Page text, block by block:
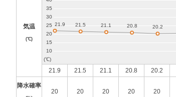
気温
(℃)
21.9 21.5 21.1 20.8 20.2
降水確率
20 20 20 20 20